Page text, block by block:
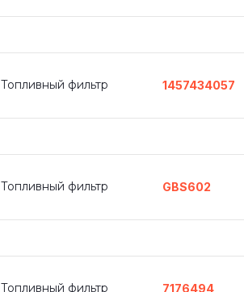
Топливный фильтр 1457434057
Топливный фильтр GBS602
Топливный фильтр 7176494